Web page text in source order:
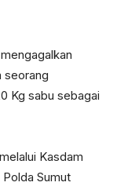
seorang
Kg sabu sebagai
Kasdam
Sumut